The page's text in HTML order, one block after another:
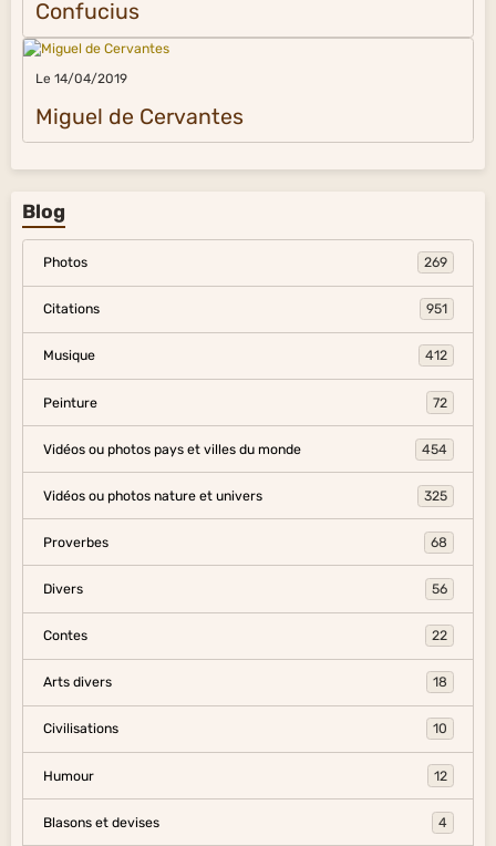
Confucius
Le 14/04/2019
Miguel de Cervantes
Blog
Photos 269
Citations 951
Musique 412
Peinture 72
Vidéos ou photos pays et villes du monde 454
Vidéos ou photos nature et univers 325
Proverbes 68
Divers 56
Contes 22
Arts divers 18
Civilisations 10
Humour 12
Blasons et devises 4